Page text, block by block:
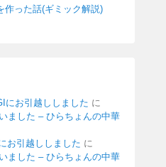
作った話(ギミック解説)
にお引越ししました に
ました – ひらちょんの中華
お引越ししました に
ました – ひらちょんの中華